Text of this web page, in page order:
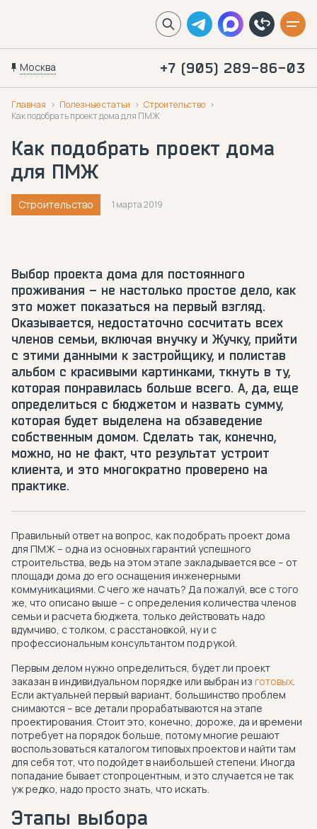
Москва +7 (905) 289-86-03
Главная Полезные статьи
Строительство
Как подобрать проект дома для ПМЖ
Как подобрать проект дома
для ПМЖ
Строительство 1 марта 2019
Выбор проекта дома для постоянного
проживания – не настолько простое дело, как
это может показаться на первый взгляд.
Оказывается, недостаточно сосчитать всех
членов семьи, включая внучку и Жучку, прийти
с этими данными к застройщику, и полистав
альбом с красивыми картинками, ткнуть в ту,
которая понравилась больше всего. А, да, еще
определиться с бюджетом и назвать сумму,
которая будет выделена на обзаведение
собственным домом. Сделать так, конечно,
можно, но не факт, что результат устроит
клиента, и это многократно проверено на
практике.
Правильный ответ на вопрос, как подобрать проект дома
для ПМЖ – одна из основных гарантий успешного
строительства, ведь на этом этапе закладывается все – от
площади дома до его оснащения инженерными
коммуникациями. С чего же начать? Да пожалуй, все с того
же, что описано выше – с определения количества членов
семьи и расчета бюджета, только действовать надо
вдумчиво, с толком, с расстановкой, ну и с
профессиональным консультантом под рукой.
Первым делом нужно определиться, будет ли проект
заказан в индивидуальном порядке или выбран из готовых.
Если актуальней первый вариант, большинство проблем
снимаются – все детали прорабатываются на этапе
проектирования. Стоит это, конечно, дороже, да и времени
потребует на порядок больше, потому многие решают
воспользоваться каталогом типовых проектов и найти там
для себя тот, что подойдет в наибольшей степени. Иногда
попадание бывает стопроцентным, и это случается не так
уж редко, надо просто знать, что искать.
Этапы выбора